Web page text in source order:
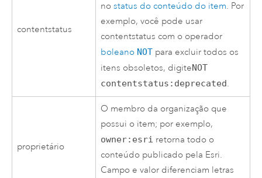
contentstatus
nostatus do conteúdo do item. Por
exemplo, você pode usar
contentstatus com o operador
boleano NOT para excluir todos os
itens obsoletos, digiteNOT
contentstatus:deprecated.
proprietário
O membro da organização que
possui o item; por exemplo,
owner:esri retorna todo o
conteúdo publicado pela Esri.
Campo e valor diferenciam letras